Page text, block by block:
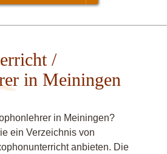
/
in Meiningen
in Meiningen?
ein Verzeichnis von
anbieten. Die